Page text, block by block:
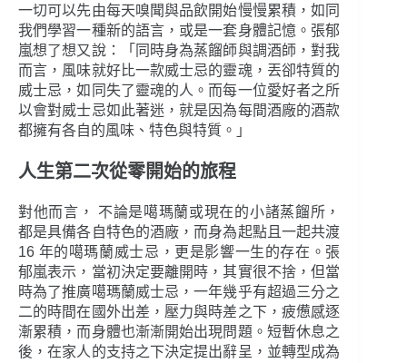
一切可以先由每天嗅聞與品飲開始慢慢累積，如同
我們學習一種新的語言，或是一套身體記憶。張郁
嵐想了想又說：「同時身為蒸餾師與調酒師，對我
而言，風味就好比一款威士忌的靈魂，丟卻特質的
威士忌，如同失了靈魂的人。而每一位愛好者之所
以會對威士忌如此著迷，就是因為每間酒廠的酒款
都擁有各自的風味、特色與特質。」
人生第二次從零開始的旅程
對他而言， 不論是噶瑪蘭或現在的小諸蒸餾所，
都是具備各自特色的酒廠，而身為起點且一起共渡
16 年的噶瑪蘭威士忌，更是影響一生的存在。張
郁嵐表示，當初決定要離開時，其實很不捨，但當
時為了推廣噶瑪蘭威士忌，一年幾乎有超過三分之
二的時間在國外出差，壓力與時差之下，疲憊感逐
漸累積，而身體也漸漸開始出現問題。短暫休息之
後，在家人的支持之下決定提出辭呈，並轉型成為